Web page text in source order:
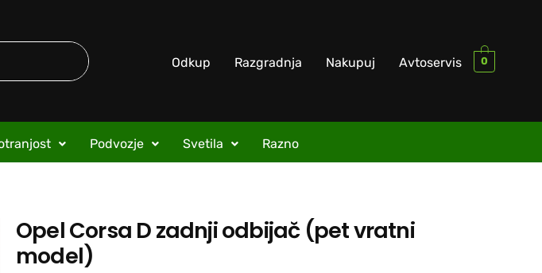
Odkup Razgradnja Nakupuj Avtoservis 0
Podvozje Svetila Razno
Opel Corsa D zadnji odbijač (pet vratni
model)